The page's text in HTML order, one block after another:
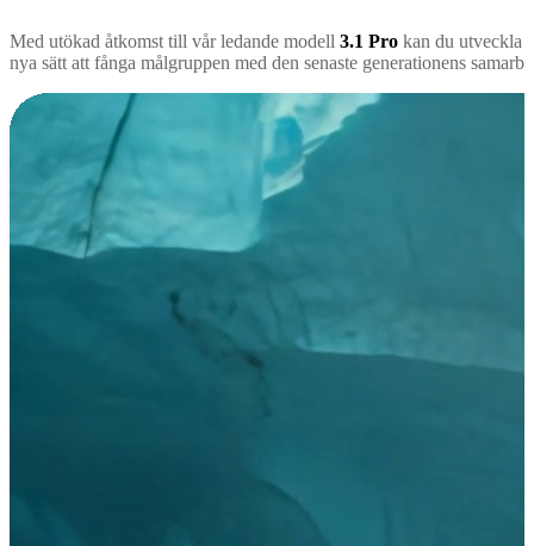
Med utökad åtkomst till vår ledande modell 3.1 Pro kan du utveckla
nya sätt att fånga målgruppen med den senaste generationens